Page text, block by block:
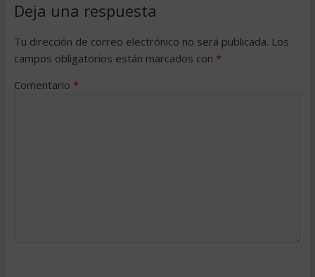
Deja una respuesta
Tu dirección de correo electrónico no será publicada. Los
campos obligatorios están marcados con *
Comentario *